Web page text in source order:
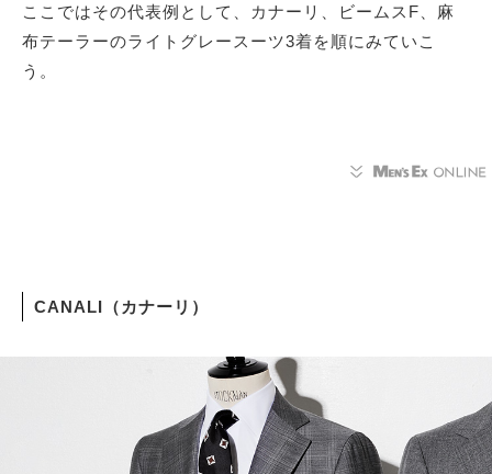
ここではその代表例として、カナーリ、ビームスF、麻
布テーラーのライトグレースーツ3着を順にみていこ
う。
CANALI（カナーリ）